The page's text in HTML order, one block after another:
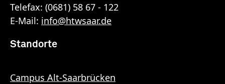
Telefax: (0681) 58 67 - 122
E-Mail: info@htwsaar.de
Standorte
Campus Alt-Saarbrücken